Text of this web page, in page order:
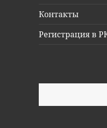
Контакты
Регистрация в